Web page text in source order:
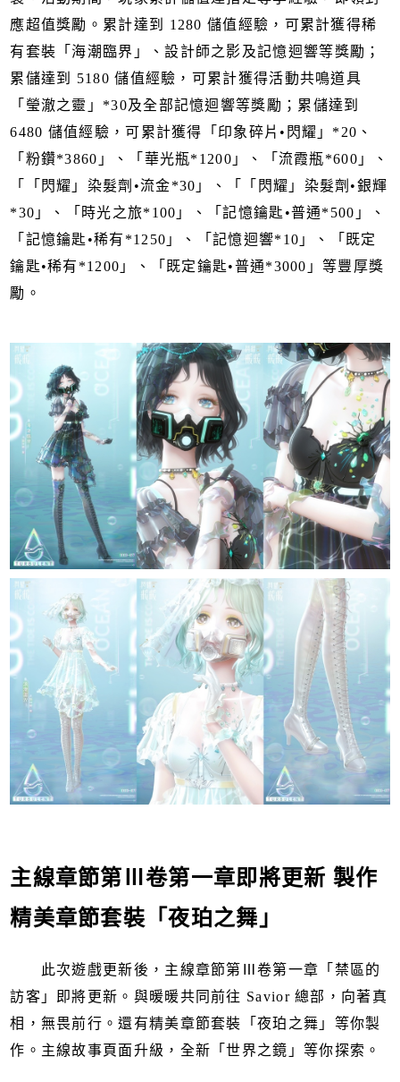
應超值獎勵。累計達到 1280 儲值經驗，可累計獲得稀
有套裝「海潮臨界」、設計師之影及記憶迴響等獎勵；
累儲達到 5180 儲值經驗，可累計獲得活動共鳴道具
「瑩澈之靈」*30及全部記憶迴響等獎勵；累儲達到
6480 儲值經驗，可累計獲得「印象碎片•閃耀」*20、
「粉鑽*3860」、「華光瓶*1200」、「流霞瓶*600」、
「「閃耀」染髮劑•流金*30」、「「閃耀」染髮劑•銀輝
*30」、「時光之旅*100」、「記憶鑰匙•普通*500」、
「記憶鑰匙•稀有*1250」、「記憶迴響*10」、「既定
鑰匙•稀有*1200」、「既定鑰匙•普通*3000」等豐厚獎
勵。
主線章節第Ⅲ卷第一章即將更新 製作
精美章節套裝「夜珀之舞」
此次遊戲更新後，主線章節第Ⅲ卷第一章「禁區的
訪客」即將更新。與暖暖共同前往 Savior 總部，向著真
相，無畏前行。還有精美章節套裝「夜珀之舞」等你製
作。主線故事頁面升級，全新「世界之鏡」等你探索。